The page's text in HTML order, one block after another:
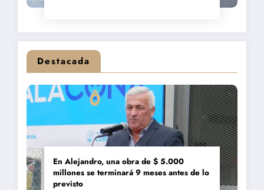
Destacada
En Alejandro, una obra de $ 5.000
millones se terminará 9 meses antes de lo
previsto